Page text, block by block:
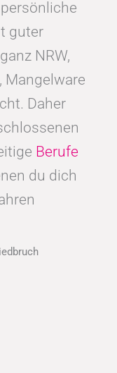
guter
NRW,
Mangelware
Daher
Berufe
du dich